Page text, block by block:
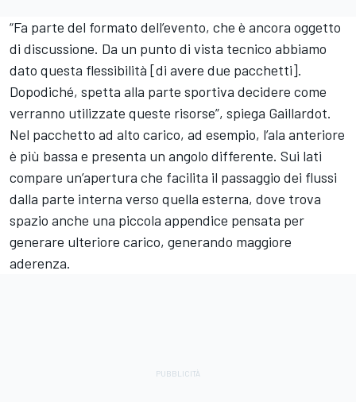
“Fa parte del formato dell’evento, che è ancora oggetto
di discussione. Da un punto di vista tecnico abbiamo
dato questa flessibilità [di avere due pacchetti].
Dopodiché, spetta alla parte sportiva decidere come
verranno utilizzate queste risorse”, spiega Gaillardot.
Nel pacchetto ad alto carico, ad esempio, l’ala anteriore
è più bassa e presenta un angolo differente. Sui lati
compare un’apertura che facilita il passaggio dei flussi
dalla parte interna verso quella esterna, dove trova
spazio anche una piccola appendice pensata per
generare ulteriore carico, generando maggiore
aderenza.